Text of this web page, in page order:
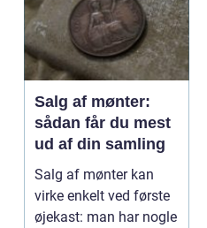
Salg af mønter:
sådan får du mest
ud af din samling
Salg af mønter kan
virke enkelt ved første
øjekast: man har nogle